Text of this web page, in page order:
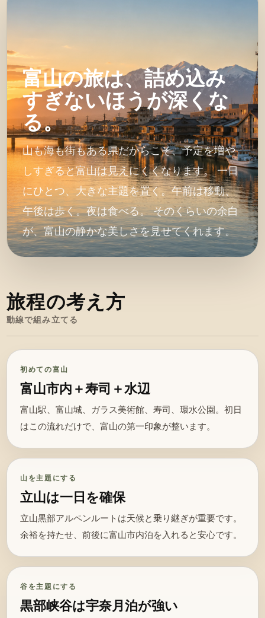
富山の旅は、詰め込み
すぎないほうが深くな
る。
山も海も街もある県だからこそ、予定を増や
しすぎると富山は見えにくくなります。 一日
にひとつ、大きな主題を置く。午前は移動、
午後は歩く。夜は食べる。 そのくらいの余白
が、富山の静かな美しさを見せてくれます。
旅程の考え方
動線で組み立てる
初めての富山
富山市内＋寿司＋水辺
富山駅、富山城、ガラス美術館、寿司、環水公園。初日
はこの流れだけで、富山の第一印象が整います。
山を主題にする
立山は一日を確保
立山黒部アルペンルートは天候と乗り継ぎが重要です。
余裕を持たせ、前後に富山市内泊を入れると安心です。
谷を主題にする
黒部峡谷は宇奈月泊が強い